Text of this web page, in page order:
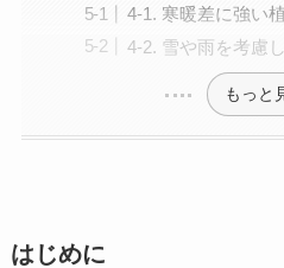
4-1. 寒暖差に強い
4-2. 雪や雨を考慮
もっと
はじめに